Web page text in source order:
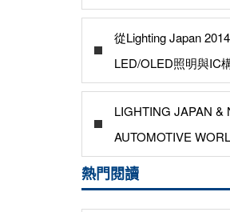
從Lighting Japan
LED/OLED照明與IC
LIGHTING JAPAN &
AUTOMOTIVE
熱門閱讀